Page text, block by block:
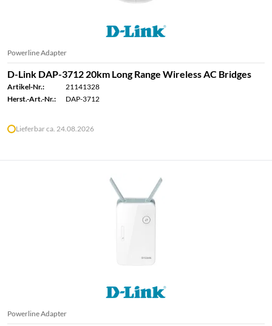
Powerline Adapter
D-Link DAP-3712 20km Long Range Wireless AC Bridges
Artikel-Nr.:
21141328
Herst.-Art.-Nr.:
DAP-3712
Lieferbar ca. 24.08.2026
Powerline Adapter